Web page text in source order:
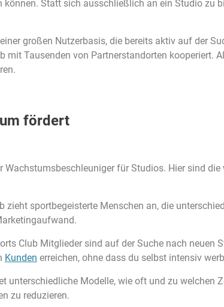
Statt sich ausschließlich an ein Studio zu
großen Nutzerbasis, die bereits aktiv auf der
mit Tausenden von Partnerstandorten kooperiert.
fördert
für Studios. Hier sind
zieht sportbegeisterte Menschen an, die
Club Mitglieder sind auf der Suche nach
Kunden erreichen, ohne dass du selbst intensiv
unterschiedliche Modelle, wie oft und zu welchen
zu reduzieren.